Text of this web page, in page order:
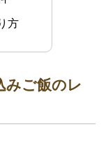
方
みご飯のレ